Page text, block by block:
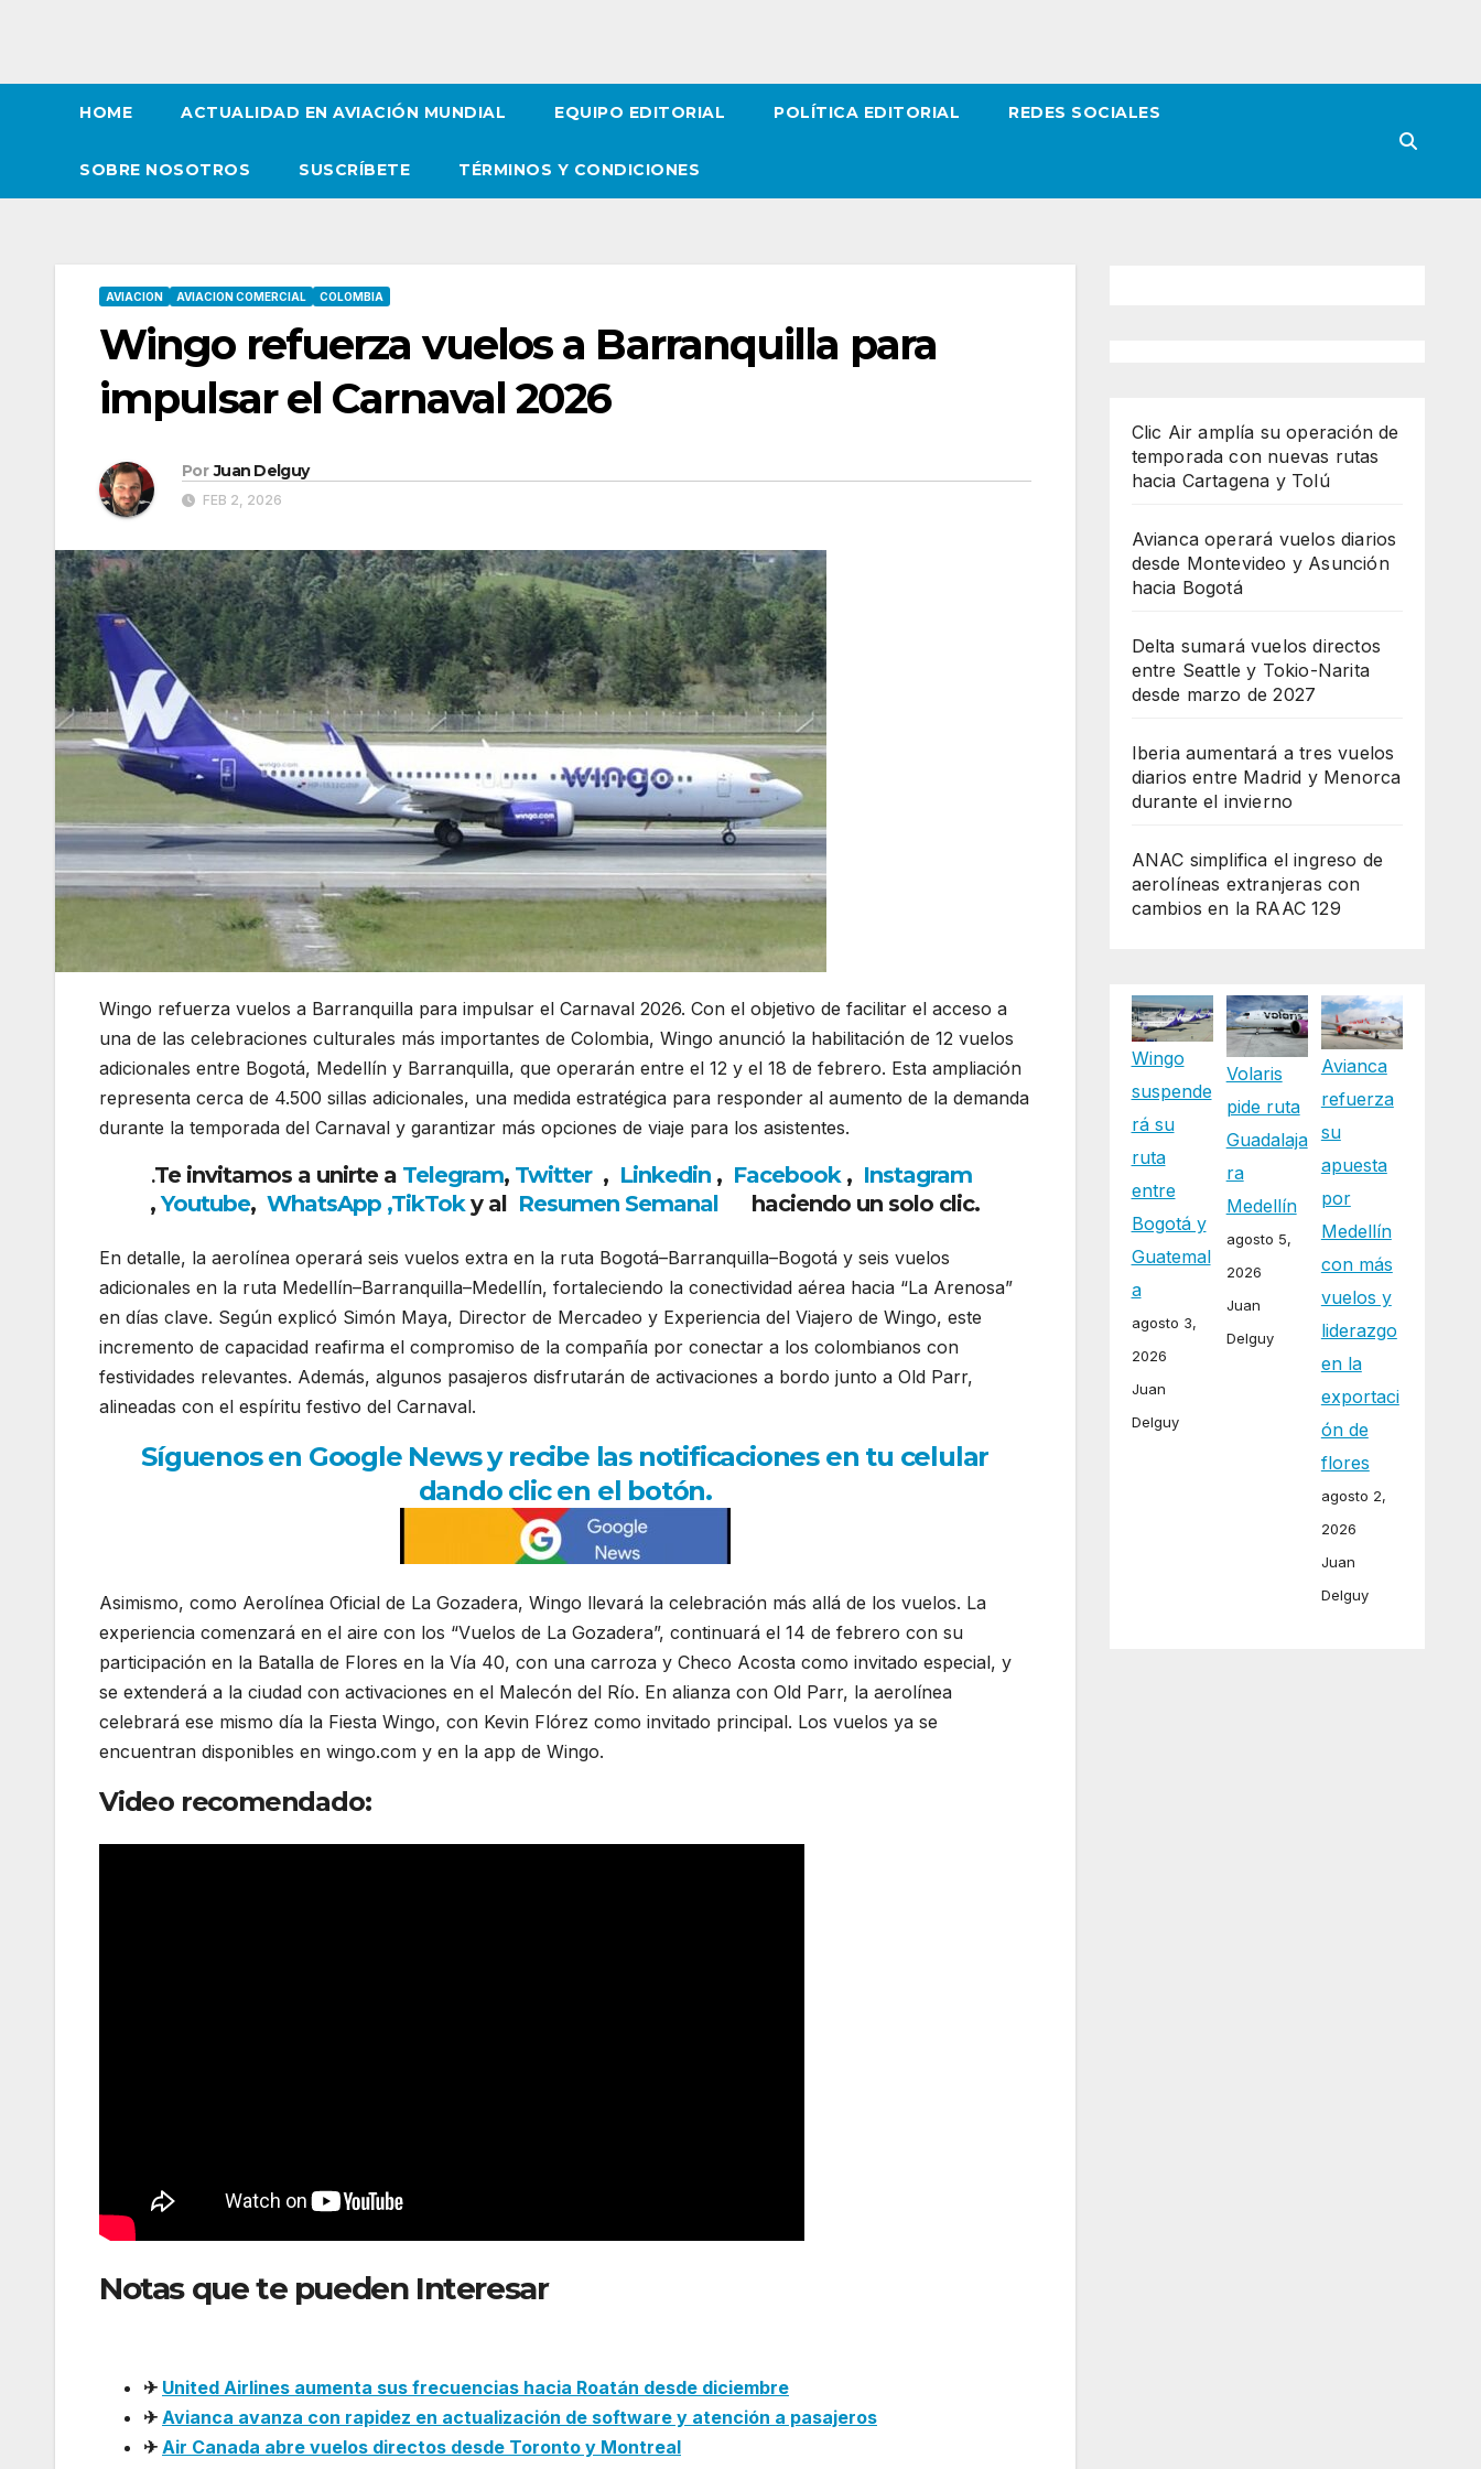
HOME ACTUALIDAD EN AVIACIÓN MUNDIAL EQUIPO EDITORIAL POLÍTICA EDITORIAL REDES SOCIALES
SOBRE NOSOTROS SUSCRÍBETE TÉRMINOS Y CONDICIONES
AVIACION AVIACION COMERCIAL COLOMBIA
Wingo refuerza vuelos a Barranquilla para
impulsar el Carnaval 2026
Por Juan Delguy
FEB 2, 2026
Wingo refuerza vuelos a Barranquilla para impulsar el Carnaval 2026. Con el objetivo de facilitar el acceso a
una de las celebraciones culturales más importantes de Colombia, Wingo anunció la habilitación de 12 vuelos
adicionales entre Bogotá, Medellín y Barranquilla, que operarán entre el 12 y el 18 de febrero. Esta ampliación
representa cerca de 4.500 sillas adicionales, una medida estratégica para responder al aumento de la demanda
durante la temporada del Carnaval y garantizar más opciones de viaje para los asistentes.
.Te invitamos a unirte a Telegram, Twitter , Linkedin , Facebook, Instagram
,Youtube,WhatsApp ,TikToky al Resumen Semanal haciendo un solo clic.
En detalle, la aerolínea operará seis vuelos extra en la ruta Bogotá–Barranquilla–Bogotá y seis vuelos
adicionales en la ruta Medellín–Barranquilla–Medellín, fortaleciendo la conectividad aérea hacia “La Arenosa”
en días clave. Según explicó Simón Maya, Director de Mercadeo y Experiencia del Viajero de Wingo, este
incremento de capacidad reafirma el compromiso de la compañía por conectar a los colombianos con
festividades relevantes. Además, algunos pasajeros disfrutarán de activaciones a bordo junto a Old Parr,
alineadas con el espíritu festivo del Carnaval.
Síguenos en Google News y recibe las notificaciones en tu celular
dando clic en el botón.
Asimismo, como Aerolínea Oficial de La Gozadera, Wingo llevará la celebración más allá de los vuelos. La
experiencia comenzará en el aire con los “Vuelos de La Gozadera”, continuará el 14 de febrero con su
participación en la Batalla de Flores en la Vía 40, con una carroza y Checo Acosta como invitado especial, y
se extenderá a la ciudad con activaciones en el Malecón del Río. En alianza con Old Parr, la aerolínea
celebrará ese mismo día la Fiesta Wingo, con Kevin Flórez como invitado principal. Los vuelos ya se
encuentran disponibles en wingo.com y en la app de Wingo.
Video recomendado:
Notas que te pueden Interesar:
✈ United Airlines aumenta sus frecuencias hacia Roatán desde diciembre
✈ Avianca avanza con rapidez en actualización de software y atención a pasajeros
✈ Air Canada abre vuelos directos desde Toronto y Montreal
Clic Air amplía su operación de
temporada con nuevas rutas
hacia Cartagena y Tolú
Avianca operará vuelos diarios
desde Montevideo y Asunción
hacia Bogotá
Delta sumará vuelos directos
entre Seattle y Tokio-Narita
desde marzo de 2027
Iberia aumentará a tres vuelos
diarios entre Madrid y Menorca
durante el invierno
ANAC simplifica el ingreso de
aerolíneas extranjeras con
cambios en la RAAC 129
Wingo
suspende
rá su
ruta
entre
Bogotá y
Guatemal
a
agosto 3,
2026
Juan
Delguy
Volaris
pide ruta
Guadalaja
ra
Medellín
agosto 5,
2026
Juan
Delguy
Avianca
refuerza
su
apuesta
por
Medellín
con más
vuelos y
liderazgo
en la
exportaci
ón de
flores
agosto 2,
2026
Juan
Delguy